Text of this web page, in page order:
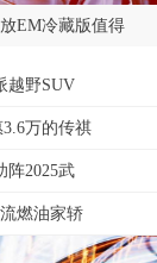
EM冷藏版值得
越野SUV
万的传祺
阵2025武
燃油家轿